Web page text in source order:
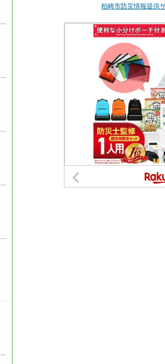
柏崎市防災情報提供